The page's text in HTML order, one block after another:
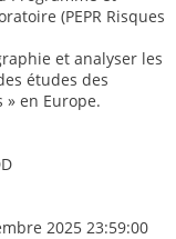
(PEPR Risques
et analyser les
études des
» en Europe.
2025 23:59:00